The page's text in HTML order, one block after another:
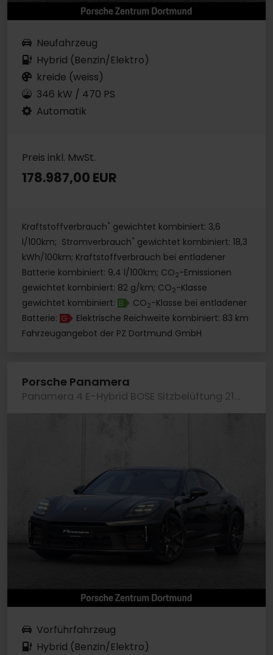
Neufahrzeug
Hybrid (Benzin/Elektro)
kreide (weiss)
346 kW / 470 PS
Automatik
Preis inkl. MwSt.
178.987,00 EUR
Kraftstoffverbrauch* gewichtet kombiniert: 3,6
l/100km; Stromverbrauch* gewichtet kombiniert: 18,3
kWh/100km; Kraftstoffverbrauch bei entladener
Batterie kombiniert: 9,4 l/100km; CO2-Emissionen
gewichtet kombiniert: 82 g/km; CO2-Klasse
gewichtet kombiniert: B CO2-Klasse bei entladener
Batterie: G
Elektrische Reichweite kombiniert: 83 km
Fahrzeugangebot der PZ Dortmund GmbH
Porsche Panamera
Panamera 4 E-Hybrid BOSE Sitzbelüftung 21-Zoll
Vorführfahrzeug
Hybrid (Benzin/Elektro)